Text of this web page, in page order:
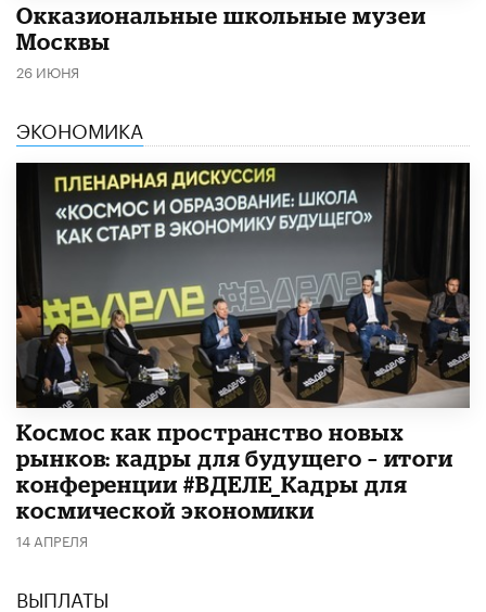
​Окказиональные школьные музеи
Москвы
26 ИЮНЯ
ЭКОНОМИКА
Космос как пространство новых
рынков: кадры для будущего – итоги
конференции #ВДЕЛЕ_Кадры для
космической экономики
14 АПРЕЛЯ
ВЫПЛАТЫ